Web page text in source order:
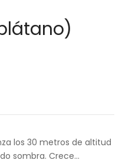
los 30 metros de altitud
sombra. Crece…